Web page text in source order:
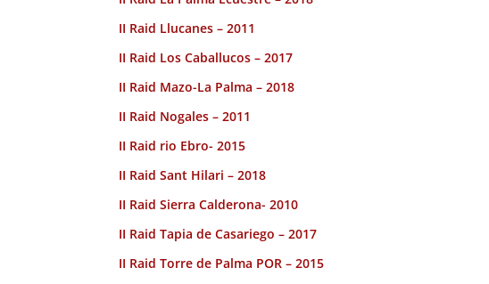
II Raid Llucanes – 2011
II Raid Los Caballucos – 2017
II Raid Mazo-La Palma – 2018
II Raid Nogales – 2011
II Raid rio Ebro- 2015
II Raid Sant Hilari – 2018
II Raid Sierra Calderona- 2010
II Raid Tapia de Casariego – 2017
II Raid Torre de Palma POR – 2015